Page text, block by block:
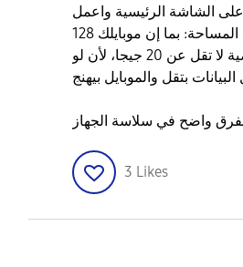
على الشاشة الرئيسية واعمل "Clean" كل فترة عشان تقفل
العمليات اللي ملهاش لازمة. ​تأكد من المساحة: بما إن موبايلك 128
جيجا، حاول دايماً تسيب مساحة فاضية لا تقل عن 20 جيجا، لأن لو
3 Likes